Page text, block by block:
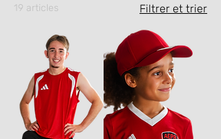
19 articles Filtrer et trier